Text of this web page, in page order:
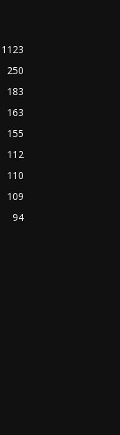
1123
250
183
163
155
112
110
109
94